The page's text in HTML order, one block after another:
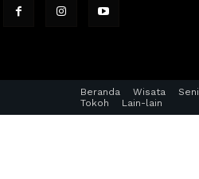
Beranda Wisata
Tokoh
Lain-lain